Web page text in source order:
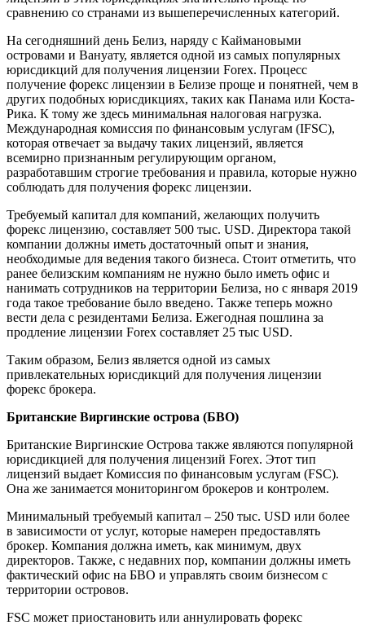
сравнению со странами из вышеперечисленных категорий.
На сегодняшний день Белиз, наряду с Каймановыми
островами и Вануату, является одной из самых популярных
юрисдикций для получения лицензии Forex. Процесс
получение форекс лицензии в Белизе проще и понятней, чем в
других подобных юрисдикциях, таких как Панама или Коста-
Рика. К тому же здесь минимальная налоговая нагрузка.
Международная комиссия по финансовым услугам (IFSC),
которая отвечает за выдачу таких лицензий, является
всемирно признанным регулирующим органом,
разработавшим строгие требования и правила, которые нужно
соблюдать для получения форекс лицензии.
Требуемый капитал для компаний, желающих получить
форекс лицензию, составляет 500 тыс. USD. Директора такой
компании должны иметь достаточный опыт и знания,
необходимые для ведения такого бизнеса. Стоит отметить, что
ранее белизским компаниям не нужно было иметь офис и
нанимать сотрудников на территории Белиза, но с января 2019
года такое требование было введено. Также теперь можно
вести дела с резидентами Белиза. Ежегодная пошлина за
продление лицензии Forex составляет 25 тыс USD.
Таким образом, Белиз является одной из самых
привлекательных юрисдикций для получения лицензии
форекс брокера.
Британские Виргинские острова (БВО)
Британские Виргинские Острова также являются популярной
юрисдикцией для получения лицензий Forex. Этот тип
лицензий выдает Комиссия по финансовым услугам (FSC).
Она же занимается мониторингом брокеров и контролем.
Минимальный требуемый капитал – 250 тыс. USD или более
в зависимости от услуг, которые намерен предоставлять
брокер. Компания должна иметь, как минимум, двух
директоров. Также, с недавних пор, компании должны иметь
фактический офис на БВО и управлять своим бизнесом с
территории островов.
FSC может приостановить или аннулировать форекс